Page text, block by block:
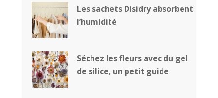
Les sachets Disidry absorbent
l’humidité
Séchez les fleurs avec du gel
de silice, un petit guide